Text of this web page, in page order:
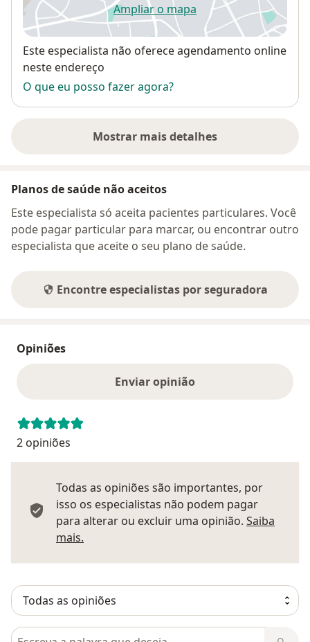
Ampliar o mapaabre num novo separador
Disponibilidade
Este especialista não oferece agendamento online
neste endereço
O que eu posso fazer agora?
Mostrar mais detalhes
sobre o endereço
Planos de saúde não aceitos
Este especialista só aceita pacientes particulares. Você
pode pagar particular para marcar, ou encontrar outro
especialista que aceite o seu plano de saúde.
Encontre especialistas por seguradora
Opiniões
Enviar opinião
2 opiniões
Todas as opiniões são importantes, por
isso os especialistas não podem pagar
para alterar ou excluir uma opinião. Saiba
mais.
Pesquisar em opiniões